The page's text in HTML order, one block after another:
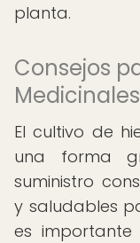
planta.
Consejos
El cultivo de
una forma
suministro
y saludables
es